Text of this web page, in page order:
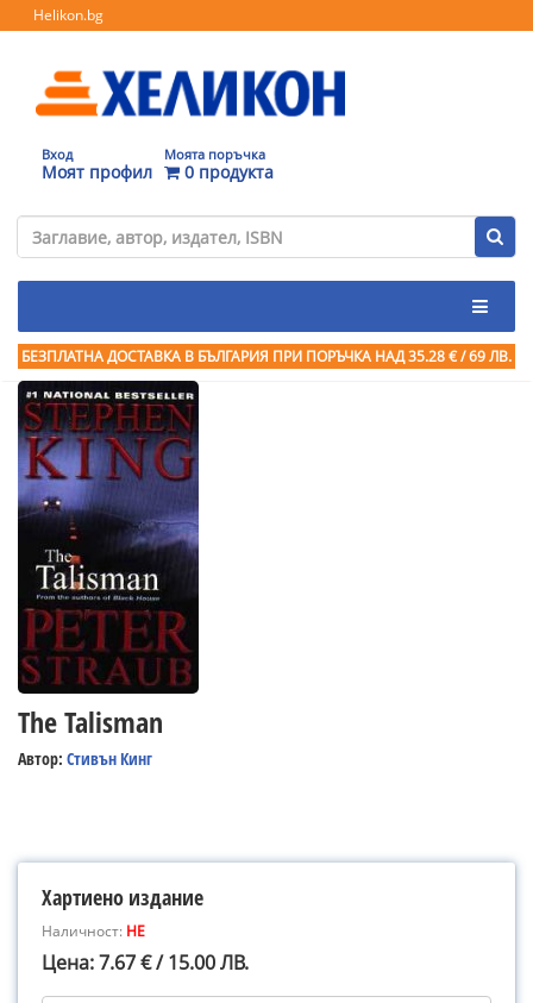
Helikon.bg
Вход
Моят профил
Моята поръчка
0 продукта
БЕЗПЛАТНА ДОСТАВКА В БЪЛГАРИЯ ПРИ ПОРЪЧКА НАД 35.28 € / 69 ЛВ.
The Talisman
Автор: Стивън Кинг
Хартиено издание
Наличност: НЕ
Цена: 7.67 € / 15.00 ЛВ.